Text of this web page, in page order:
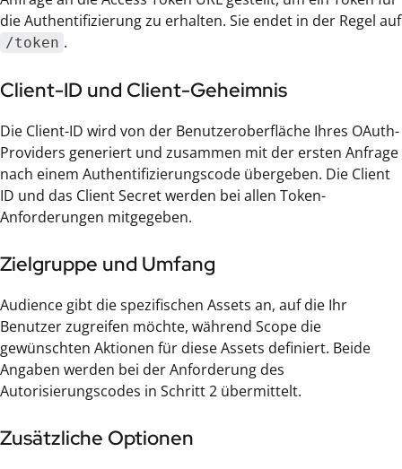
die Authentifizierung zu erhalten. Sie endet in der Regel auf
/token .
Client-ID und Client-Geheimnis
Die Client-ID wird von der Benutzeroberfläche Ihres OAuth-
Providers generiert und zusammen mit der ersten Anfrage
nach einem Authentifizierungscode übergeben. Die Client
ID und das Client Secret werden bei allen Token-
Anforderungen mitgegeben.
Zielgruppe und Umfang
Audience gibt die spezifischen Assets an, auf die Ihr
Benutzer zugreifen möchte, während Scope die
gewünschten Aktionen für diese Assets definiert. Beide
Angaben werden bei der Anforderung des
Autorisierungscodes in Schritt 2 übermittelt.
Zusätzliche Optionen